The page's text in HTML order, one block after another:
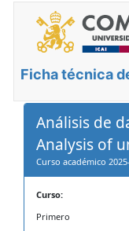
Ficha técnica
Análisis de
Analysis of
Curso académico
Curso:
Primero